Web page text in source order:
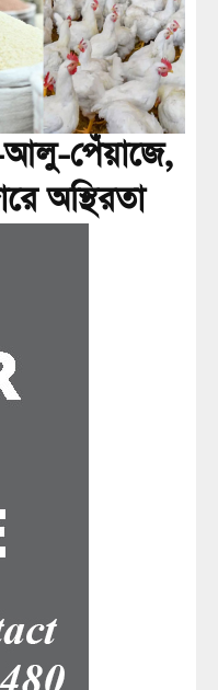
আলু-পেঁয়াজে,
অস্থিরতা